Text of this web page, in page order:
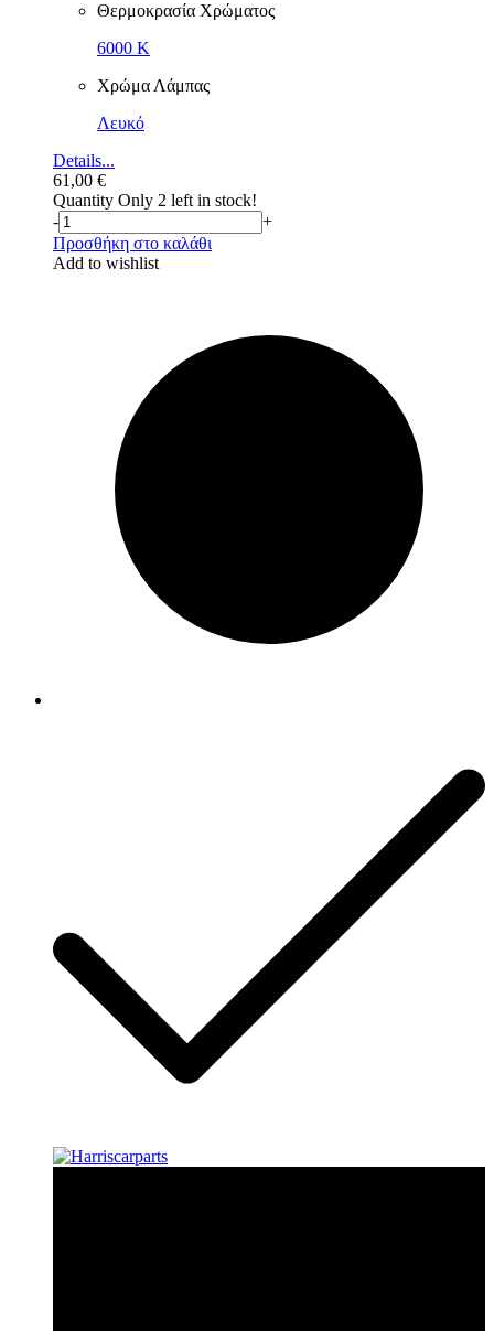
Θερμοκρασία Χρώματος
6000 K
Χρώμα Λάμπας
Λευκό
Details...
61,00 €
Quantity Only 2 left in stock!
-
+
Προσθήκη στο καλάθι
Add to wishlist